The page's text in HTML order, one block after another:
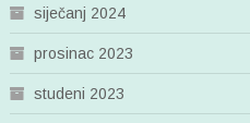
siječanj 2024
prosinac 2023
studeni 2023